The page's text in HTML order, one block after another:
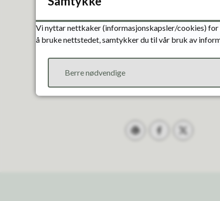
Vi nyttar nettkaker (informasjonskapsler/cookies)
å bruke nettstedet, samtykker du til vår bruk av
Berre nødvendige